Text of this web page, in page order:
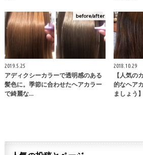
before/after
2019.5.25
アディクシーカラーで透明感のある
髪色に。季節に合わせたヘアカラー
で綺麗な…
2018.10.29
【人気の
的なヘア
ましょう】